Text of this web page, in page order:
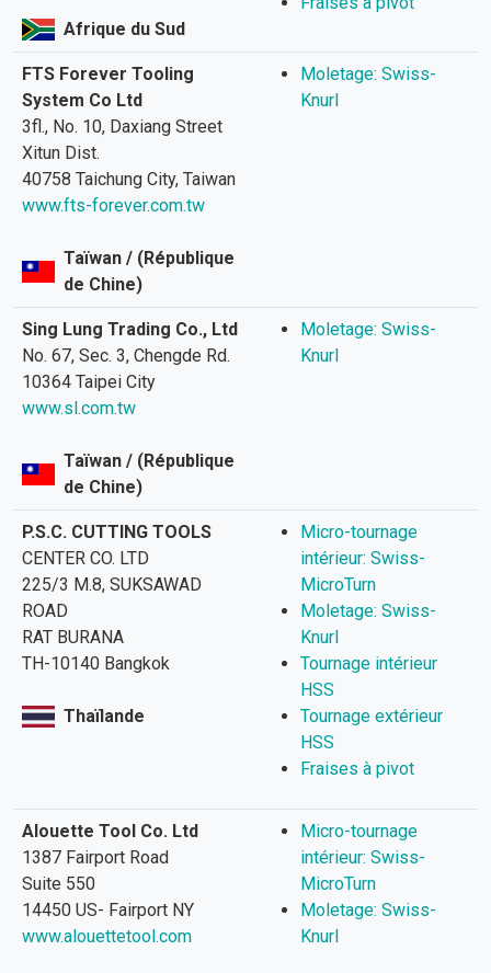
Afrique du Sud
FTS Forever Tooling
System Co Ltd
3fl., No. 10, Daxiang Street
Xitun Dist.
40758 Taichung City, Taiwan
www.fts-forever.com.tw
Taïwan / (République
de Chine)
Moletage: Swiss-
Knurl
Sing Lung Trading Co., Ltd
No. 67, Sec. 3, Chengde Rd.
10364 Taipei City
www.sl.com.tw
Taïwan / (République
de Chine)
Moletage: Swiss-
Knurl
P.S.C. CUTTING TOOLS
CENTER CO. LTD
225/3 M.8, SUKSAWAD
ROAD
RAT BURANA
TH-10140 Bangkok
Thaïlande
Micro-tournage
intérieur: Swiss-
MicroTurn
Moletage: Swiss-
Knurl
Tournage intérieur
HSS
Tournage extérieur
HSS
Fraises à pivot
Alouette Tool Co. Ltd
1387 Fairport Road
Suite 550
14450 US- Fairport NY
www.alouettetool.com
Micro-tournage
intérieur: Swiss-
MicroTurn
Moletage: Swiss-
Knurl